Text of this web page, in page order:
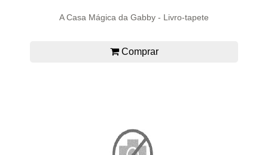
A Casa Mágica da Gabby - Livro-tapete
Comprar